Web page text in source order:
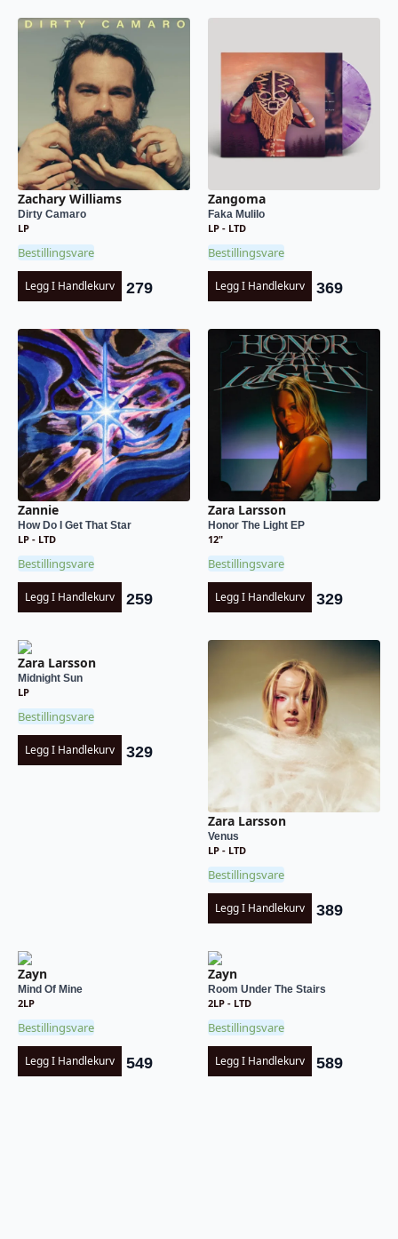
Zachary Williams
Dirty Camaro
LP
Bestillingsvare
Legg I Handlekurv 279
Zangoma
Faka Mulilo
LP - LTD
Bestillingsvare
Legg I Handlekurv 369
Zannie
How Do I Get That Star
LP - LTD
Bestillingsvare
Legg I Handlekurv 259
Zara Larsson
Honor The Light EP
12"
Bestillingsvare
Legg I Handlekurv 329
Zara Larsson
Midnight Sun
LP
Bestillingsvare
Legg I Handlekurv 329
Zara Larsson
Venus
LP - LTD
Bestillingsvare
Legg I Handlekurv 389
Zayn
Mind Of Mine
2LP
Bestillingsvare
Legg I Handlekurv 549
Zayn
Room Under The Stairs
2LP - LTD
Bestillingsvare
Legg I Handlekurv 589